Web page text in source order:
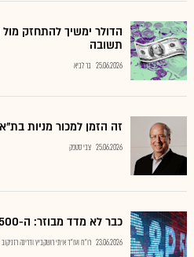
הדולר ימשיך להתחזק
תשובה
25.06.2026 בר לביא
זה הזמן למכור מניות
25.06.2026 צבי סטפק
כבר לא מדד מבוזר: ה-S&P 500 הפך להימור מרוכז על AI
23.06.2026 רו"ח ועו"ד איתי רושקביץ ודרינה רזניקוב